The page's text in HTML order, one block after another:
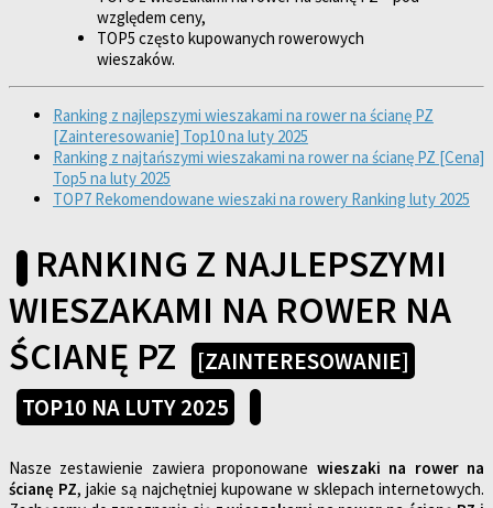
względem ceny,
TOP5 często kupowanych rowerowych
wieszaków.
Ranking z najlepszymi wieszakami na rower na ścianę PZ
[Zainteresowanie] Top10 na luty 2025
Ranking z najtańszymi wieszakami na rower na ścianę PZ [Cena]
Top5 na luty 2025
TOP7 Rekomendowane wieszaki na rowery Ranking luty 2025
RANKING Z NAJLEPSZYMI
WIESZAKAMI NA ROWER NA
ŚCIANĘ PZ
[ZAINTERESOWANIE]
TOP10 NA LUTY 2025
Nasze zestawienie zawiera proponowane wieszaki na rower na
ścianę PZ, jakie są najchętniej kupowane w sklepach internetowych.